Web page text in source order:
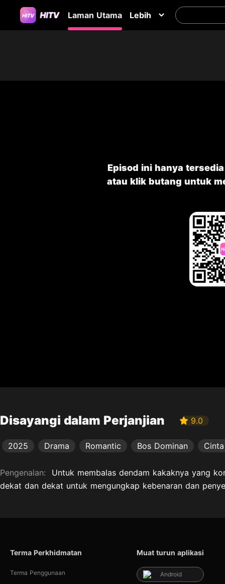
Laman Utama Lebih
Episod ini hanya
atau klik butang untuk
Disayangi dalam Perjanjian 9.0
2025 Drama Romantic Bos Dominan
Pengenalan: Untuk membalas dendam kakaknya yang
dekat dan dekat untuk mengungkap kebenaran dan
Terma Perkhidmatan
Terma Penggunaan
Muat turun aplikasi
Android